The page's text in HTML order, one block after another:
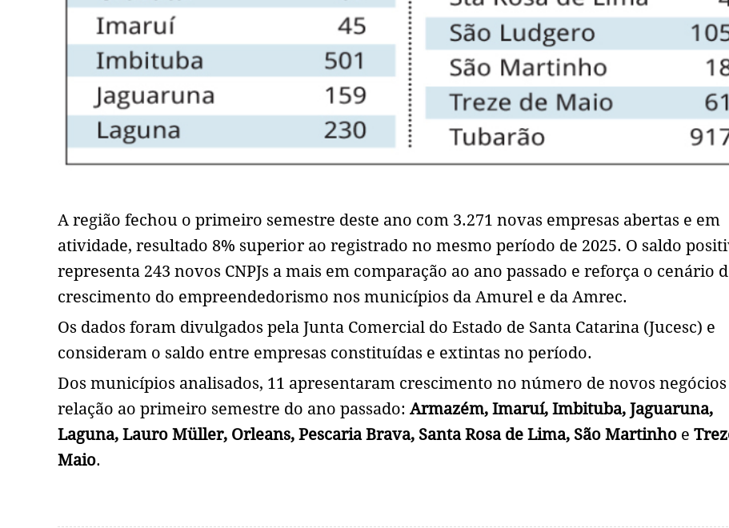
A região fechou o primeiro semestre deste ano com 3.271 novas empresas abertas e em
atividade, resultado 8% superior ao registrado no mesmo período de 2025. O saldo
representa 243 novos CNPJs a mais em comparação ao ano passado e reforça o cenário
crescimento do empreendedorismo nos municípios da Amurel e da Amrec.
Os dados foram divulgados pela Junta Comercial do Estado de Santa Catarina (Jucesc) e
consideram o saldo entre empresas constituídas e extintas no período.
Dos municípios analisados, 11 apresentaram crescimento no número de novos
relação ao primeiro semestre do ano passado: Armazém, Imaruí, Imbituba, Jaguaruna,
Laguna, Lauro Müller, Orleans, Pescaria Brava, Santa Rosa de Lima, São Martinho e
Maio.